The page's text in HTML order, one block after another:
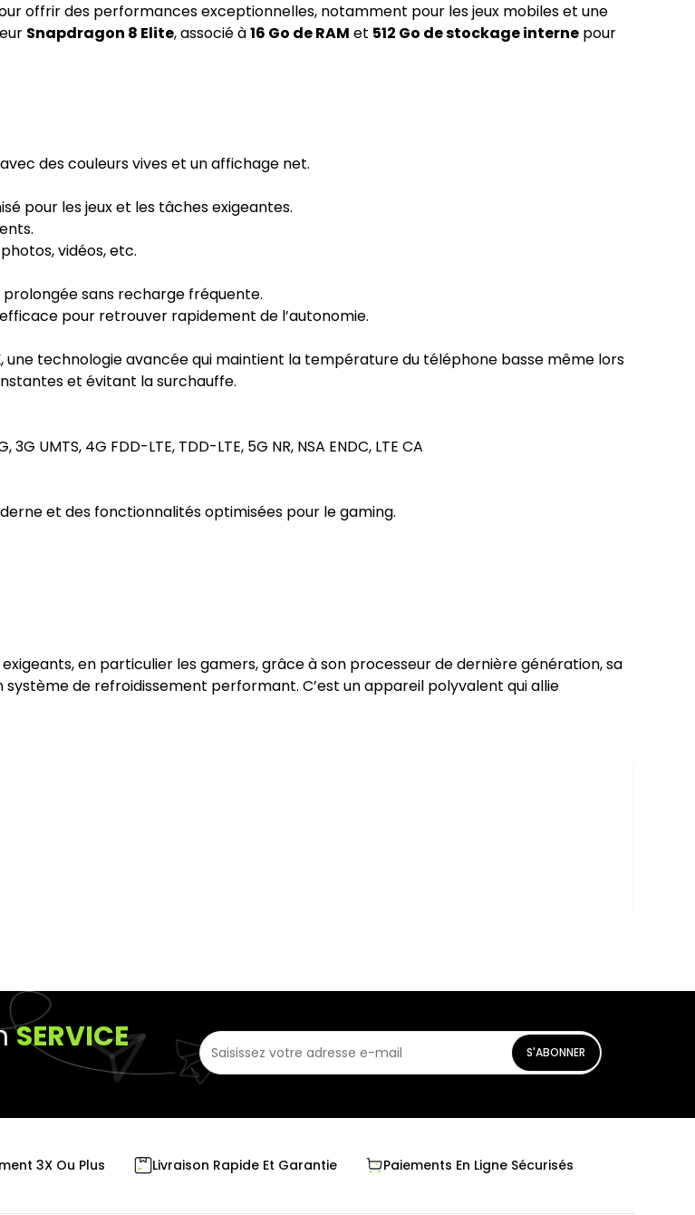
offrir des performances exceptionnelles, notamment pour les jeux mobiles et une
Snapdragon 8 Elite, associé à16 Go de RAM et 512 Go de stockage interne pour
des couleurs vives et un affichage net.
pour les jeux et les tâches exigeantes.
vidéos, etc.
sans recharge fréquente.
pour retrouver rapidement de l’autonomie.
, une technologie avancée qui maintient la température du téléphone basse même lors
et évitant la surchauffe.
UMTS, 4G FDD-LTE, TDD-LTE, 5G NR, NSA ENDC, LTE CA
et des fonctionnalités optimisées pour le gaming.
en particulier les gamers, grâce à son processeur de dernière génération, sa
système de refroidissement performant. C’est un appareil polyvalent qui allie
SERVICE
S'ABONNER
3X Ou Plus Livraison Rapide Et Garantie Paiements En Ligne Sécurisés